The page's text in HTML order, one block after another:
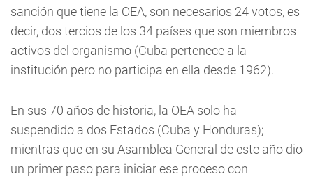
sanción que tiene la OEA, son necesarios 24 votos, es
decir, dos tercios de los 34 países que son miembros
activos del organismo (Cuba pertenece a la
institución pero no participa en ella desde 1962).
En sus 70 años de historia, la OEA solo ha
suspendido a dos Estados (Cuba y Honduras);
mientras que en su Asamblea General de este año dio
un primer paso para iniciar ese proceso con